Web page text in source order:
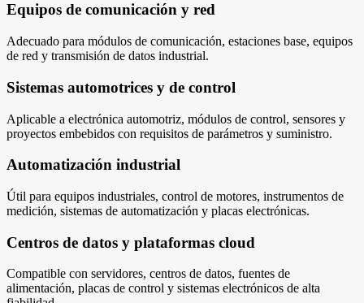
Equipos de comunicación y red
Adecuado para módulos de comunicación, estaciones base, equipos
de red y transmisión de datos industrial.
Sistemas automotrices y de control
Aplicable a electrónica automotriz, módulos de control, sensores y
proyectos embebidos con requisitos de parámetros y suministro.
Automatización industrial
Útil para equipos industriales, control de motores, instrumentos de
medición, sistemas de automatización y placas electrónicas.
Centros de datos y plataformas cloud
Compatible con servidores, centros de datos, fuentes de
alimentación, placas de control y sistemas electrónicos de alta